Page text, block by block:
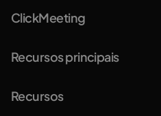
ClickMeeting
Recursos principais
Recursos